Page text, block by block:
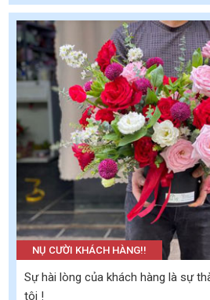
NỤ CƯỜI KHÁCH HÀNG!!
Sự hài lòng của khách hàng là sự
tôi !